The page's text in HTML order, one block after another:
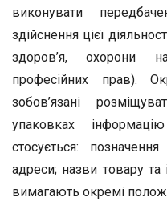
виконувати
здійснення цієї
здоров’я, охорони
професійних прав).
зобов’язані
упаковках
стосується:
адреси; назви товару
вимагають окремі